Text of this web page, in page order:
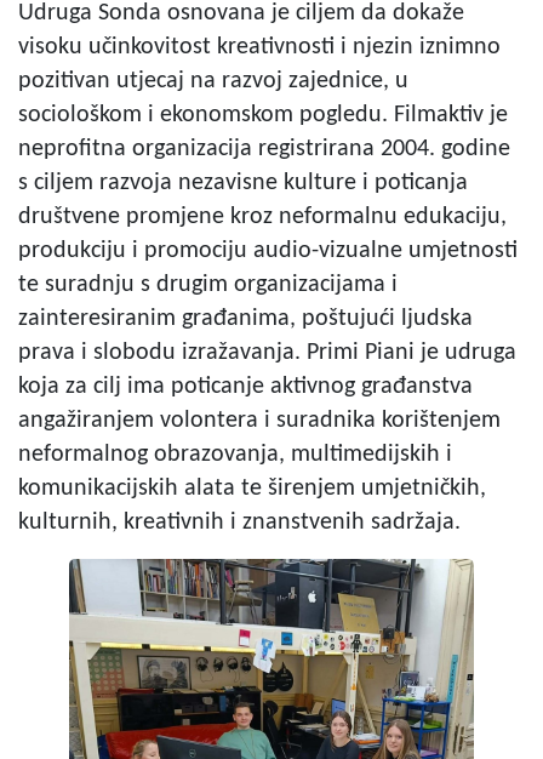
Udruga Sonda osnovana je ciljem da dokaže
visoku učinkovitost kreativnosti i njezin iznimno
pozitivan utjecaj na razvoj zajednice, u
sociološkom i ekonomskom pogledu. Filmaktiv je
neprofitna organizacija registrirana 2004. godine
s ciljem razvoja nezavisne kulture i poticanja
društvene promjene kroz neformalnu edukaciju,
produkciju i promociju audio-vizualne umjetnosti
te suradnju s drugim organizacijama i
zainteresiranim građanima, poštujući ljudska
prava i slobodu izražavanja. Primi Piani je udruga
koja za cilj ima poticanje aktivnog građanstva
angažiranjem volontera i suradnika korištenjem
neformalnog obrazovanja, multimedijskih i
komunikacijskih alata te širenjem umjetničkih,
kulturnih, kreativnih i znanstvenih sadržaja.